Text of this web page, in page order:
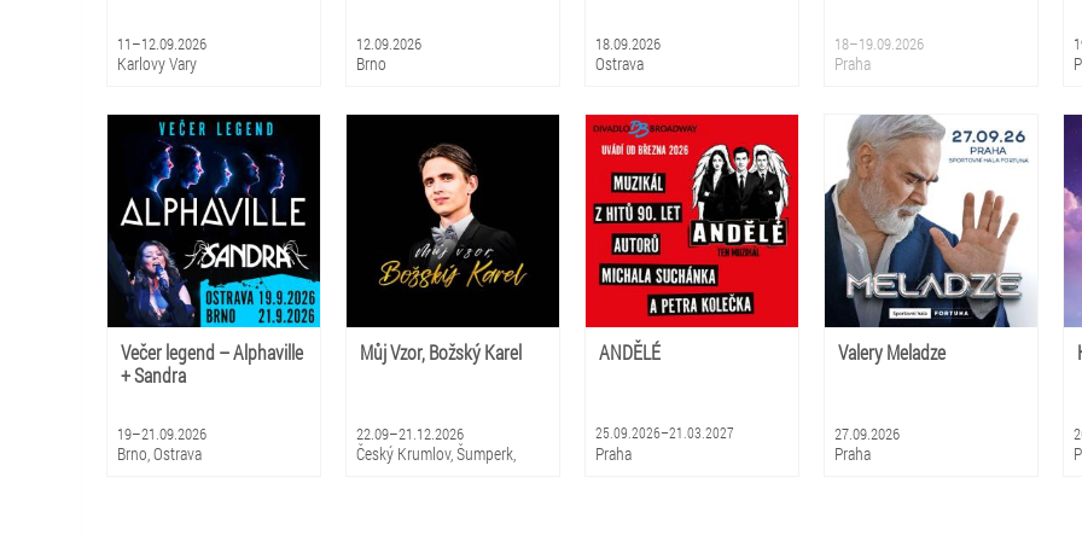
11–12.09.2026
Karlovy Vary
12.09.2026
Brno
18.09.2026
Ostrava
18–19.09.2026
Praha
Večer legend – Alphaville
+ Sandra
19–21.09.2026
Brno, Ostrava
Můj Vzor, Božský Karel
22.09–21.12.2026
Český Krumlov, Šumperk,
ANDĚLÉ
25.09.2026–21.03.2027
Praha
Valery Meladze
27.09.2026
Praha